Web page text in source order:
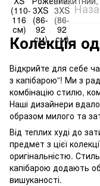
Колекція
Відкрийте для себе
з капібарою”! Ми з
комбінацію стилю,
Наші дизайнери
образом милого та
Від теплих худі до
предмет з цієї
оригінальністю.
капібарою додають
вишуканості.